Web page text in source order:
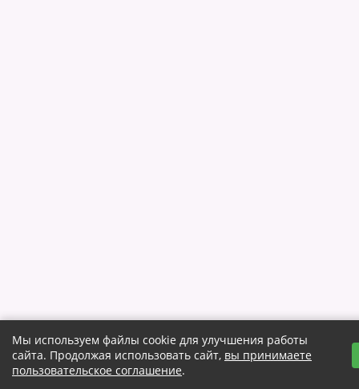
Мы используем файлы cookie для улучшения работы
сайта. Продолжая использовать сайт, вы принимаете
пользовательское соглашение.